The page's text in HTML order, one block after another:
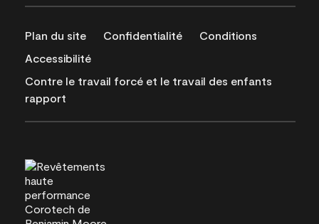
Plan du site Confidentialité
Conditions
Accessibilité
Contre le travail forcé et le travail des enfants
rapport